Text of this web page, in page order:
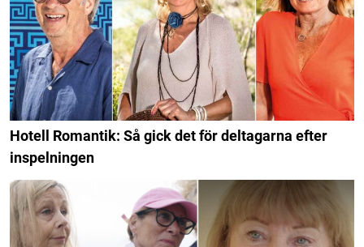
Hotell Romantik: Så gick det för deltagarna efter
inspelningen